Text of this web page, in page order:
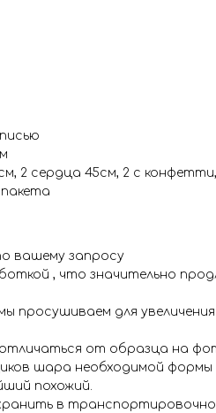
2 сердца 45см, 2 с
вашему запросу
, что значительно
просушиваем для
от образца на
шара необходимой формы
похожий.
в